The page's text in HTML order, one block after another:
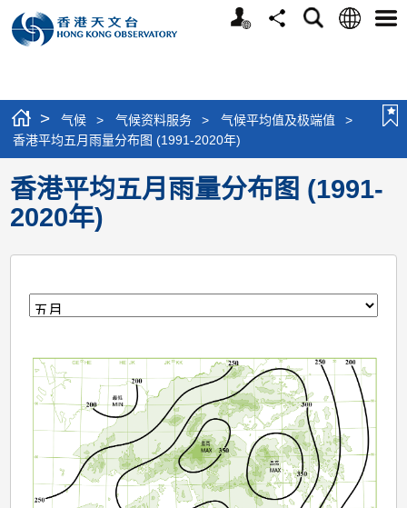
个
分
搜
语
选
> 气候 > 气候资料服务 > 气候平均值及极端值
>
香港平均五月雨量分布图 (1991-2020年)
香港平均五月雨量分布图 (1991-
2020年)
月